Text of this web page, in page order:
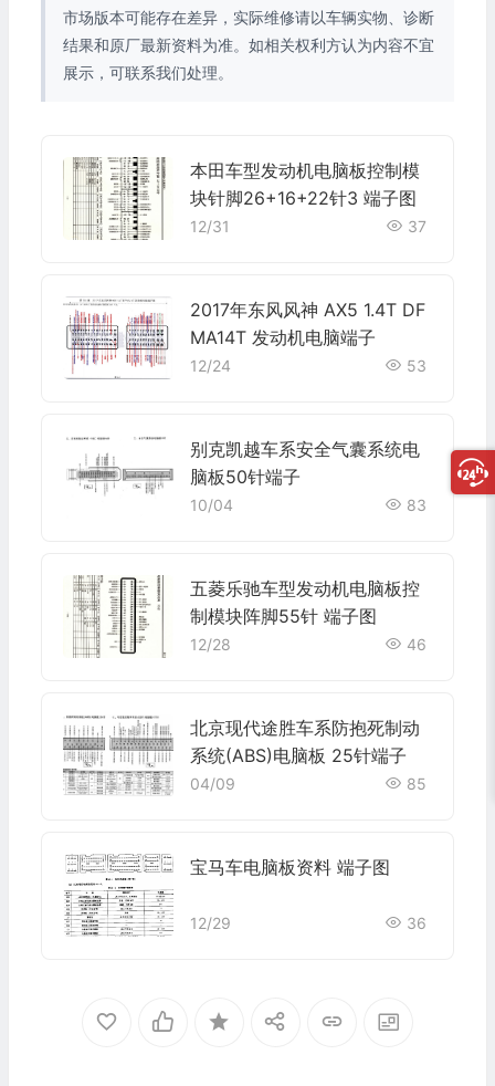
市场版本可能存在差异，实际维修请以车辆实物、诊断
结果和原厂最新资料为准。如相关权利方认为内容不宜
展示，可联系我们处理。
本田车型发动机电脑板控制模
块针脚26+16+22针3 端子图
12/31 37
2017年东风风神 AX5 1.4T DF
MA14T 发动机电脑端子
12/24 53
别克凯越车系安全气囊系统电
脑板50针端子
10/04 83
五菱乐驰车型发动机电脑板控
制模块阵脚55针 端子图
12/28 46
北京现代途胜车系防抱死制动
系统(ABS)电脑板 25针端子
04/09 85
宝马车电脑板资料 端子图
12/29 36